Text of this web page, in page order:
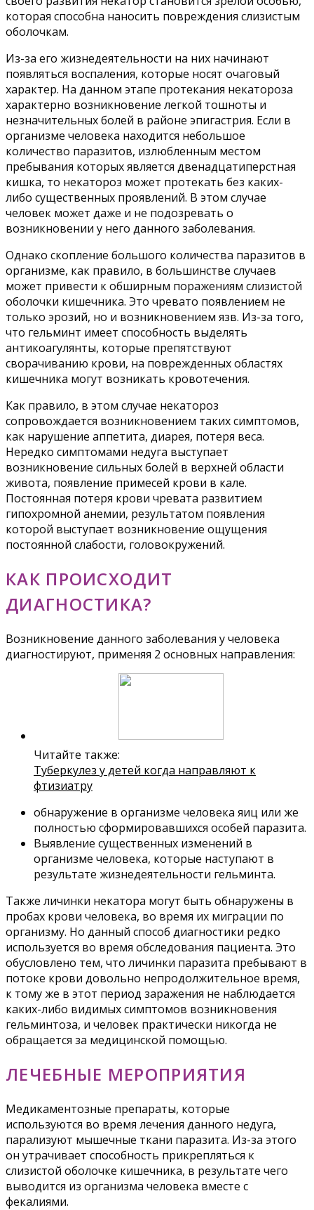
которая способна наносить повреждения слизистым
оболочкам.
Из-за его жизнедеятельности на них начинают
появляться воспаления, которые носят очаговый
характер. На данном этапе протекания некатороза
характерно возникновение легкой тошноты и
незначительных болей в районе эпигастрия. Если в
организме человека находится небольшое
количество паразитов, излюбленным местом
пребывания которых является двенадцатиперстная
кишка, то некатороз может протекать без каких-
либо существенных проявлений. В этом случае
человек может даже и не подозревать о
возникновении у него данного заболевания.
Однако скопление большого количества паразитов в
организме, как правило, в большинстве случаев
может привести к обширным поражениям слизистой
оболочки кишечника. Это чревато появлением не
только эрозий, но и возникновением язв. Из-за того,
что гельминт имеет способность выделять
антикоагулянты, которые препятствуют
сворачиванию крови, на поврежденных областях
кишечника могут возникать кровотечения.
Как правило, в этом случае некатороз
сопровождается возникновением таких симптомов,
как нарушение аппетита, диарея, потеря веса.
Нередко симптомами недуга выступает
возникновение сильных болей в верхней области
живота, появление примесей крови в кале.
Постоянная потеря крови чревата развитием
гипохромной анемии, результатом появления
которой выступает возникновение ощущения
постоянной слабости, головокружений.
КАК ПРОИСХОДИТ
ДИАГНОСТИКА?
Возникновение данного заболевания у человека
диагностируют, применяя 2 основных направления:
Читайте также:
Туберкулез у детей когда направляют к
фтизиатру
обнаружение в организме человека яиц или же
полностью сформировавшихся особей паразита.
Выявление существенных изменений в
организме человека, которые наступают в
результате жизнедеятельности гельминта.
Также личинки некатора могут быть обнаружены в
пробах крови человека, во время их миграции по
организму. Но данный способ диагностики редко
используется во время обследования пациента. Это
обусловлено тем, что личинки паразита пребывают в
потоке крови довольно непродолжительное время,
к тому же в этот период заражения не наблюдается
каких-либо видимых симптомов возникновения
гельминтоза, и человек практически никогда не
обращается за медицинской помощью.
ЛЕЧЕБНЫЕ МЕРОПРИЯТИЯ
Медикаментозные препараты, которые
используются во время лечения данного недуга,
парализуют мышечные ткани паразита. Из-за этого
он утрачивает способность прикрепляться к
слизистой оболочке кишечника, в результате чего
выводится из организма человека вместе с
фекалиями.